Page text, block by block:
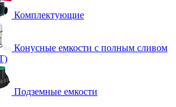
Комплектующие
Конусные емкости с полным сливом
Подземные емкости